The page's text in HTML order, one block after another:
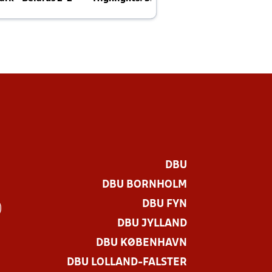
DBU
DBU BORNHOLM
DBU FYN
DBU JYLLAND
DBU KØBENHAVN
DBU LOLLAND-FALSTER